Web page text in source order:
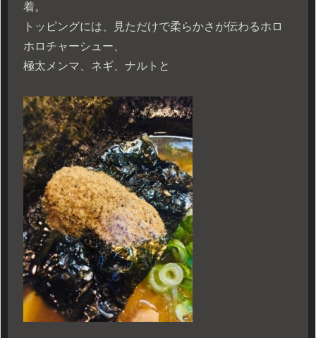
着。
トッピングには、見ただけで柔らかさが伝わるホロ
ホロチャーシュー、
極太メンマ、ネギ、ナルトと